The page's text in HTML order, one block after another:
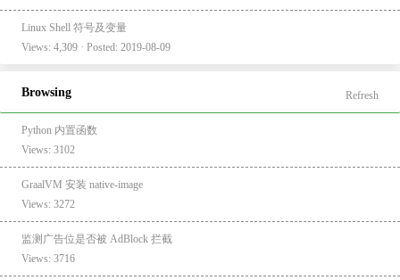
Linux Shell 符号及变量
Views: 4,309 · Posted: 2019-08-09
Browsing Refresh
Python 内置函数
Views: 3102
GraalVM 安装 native-image
Views: 3272
监测广告位是否被 AdBlock 拦截
Views: 3716